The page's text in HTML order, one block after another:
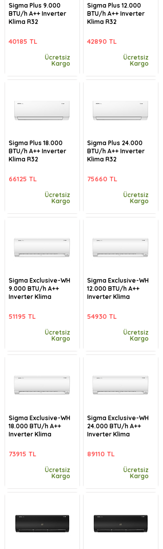
Sigma Plus 9.000
BTU/h A++ Inverter
Klima R32
40185 TL
Ücretsiz
Kargo
Sigma Plus 18.000
BTU/h A++ Inverter
Klima R32
66125 TL
Ücretsiz
Kargo
Sigma Exclusive-WH
9.000 BTU/h A++
Inverter Klima
51195 TL
Ücretsiz
Kargo
Sigma Exclusive-WH
18.000 BTU/h A++
Inverter Klima
73915 TL
Ücretsiz
Kargo
Sigma Plus 12.000
BTU/h A++ Inverter
Klima R32
42890 TL
Ücretsiz
Kargo
Sigma Plus 24.000
BTU/h A++ Inverter
Klima R32
75660 TL
Ücretsiz
Kargo
Sigma Exclusive-WH
12.000 BTU/h A++
Inverter Klima
54930 TL
Ücretsiz
Kargo
Sigma Exclusive-WH
24.000 BTU/h A++
Inverter Klima
89110 TL
Ücretsiz
Kargo